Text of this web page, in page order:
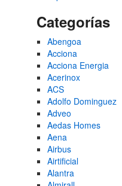
Categorías
Abengoa
Acciona
Acciona Energia
Acerinox
ACS
Adolfo Dominguez
Adveo
Aedas Homes
Aena
Airbus
Airtificial
Alantra